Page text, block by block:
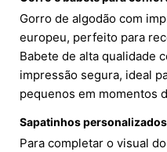
Gorro de algodão com
europeu, perfeito para
Babete de alta qualidade
impressão segura, ideal
pequenos em momentos
Sapatinhos personalizados
Para completar o visual